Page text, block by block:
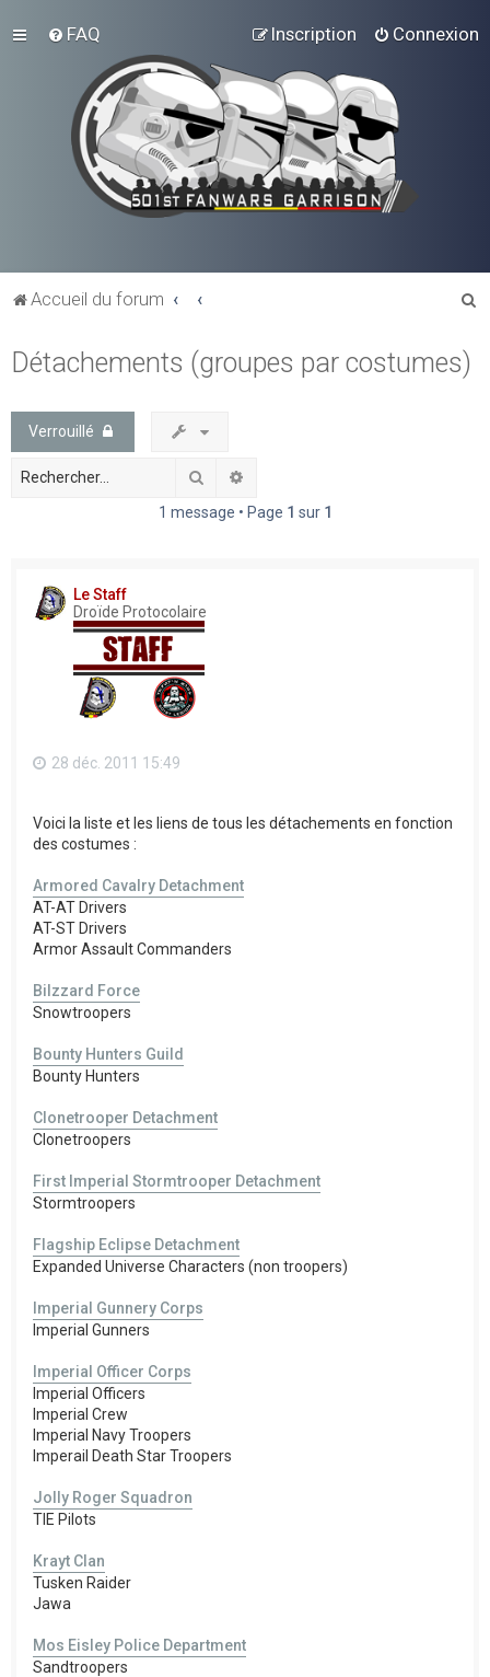
FAQ Connexion
Inscription
Accueil du forum
Détachements (groupes par costumes)
Verrouillé
Rechercher
1 message • Page 1 sur 1
Le Staff
Droïde Protocolaire
28 déc. 2011 15:49
Voici la liste et les liens de tous les détachements en fonction
des costumes :
Armored Cavalry Detachment
AT-AT Drivers
AT-ST Drivers
Armor Assault Commanders
Bilzzard Force
Snowtroopers
Bounty Hunters Guild
Bounty Hunters
Clonetrooper Detachment
Clonetroopers
First Imperial Stormtrooper Detachment
Stormtroopers
Flagship Eclipse Detachment
Expanded Universe Characters (non troopers)
Imperial Gunnery Corps
Imperial Gunners
Imperial Officer Corps
Imperial Officers
Imperial Crew
Imperial Navy Troopers
Imperail Death Star Troopers
Jolly Roger Squadron
TIE Pilots
Krayt Clan
Tusken Raider
Jawa
Mos Eisley Police Department
Sandtroopers